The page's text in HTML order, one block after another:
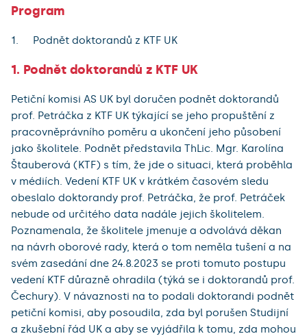
Program
Podnět doktorandů z KTF UK
1. Podnět doktorandů z KTF UK
Petiční komisi AS UK byl doručen podnět doktorandů
prof. Petráčka z KTF UK týkající se jeho propuštění z
pracovněprávního poměru a ukončení jeho působení
jako školitele. Podnět představila ThLic. Mgr. Karolína
Štauberová (KTF) s tím, že jde o situaci, která proběhla
v médiích. Vedení KTF UK v krátkém časovém sledu
obeslalo doktorandy prof. Petráčka, že prof. Petráček
nebude od určitého data nadále jejich školitelem.
Poznamenala, že školitele jmenuje a odvolává děkan
na návrh oborové rady, která o tom neměla tušení a na
svém zasedání dne 24.8.2023 se proti tomuto postupu
vedení KTF důrazně ohradila (týká se i doktorandů prof.
Čechury). V návaznosti na to podali doktorandi podnět
petiční komisi, aby posoudila, zda byl porušen Studijní
a zkušební řád UK a aby se vyjádřila k tomu, zda mohou